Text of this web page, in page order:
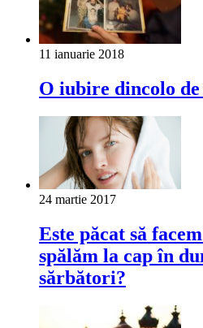
11 ianuarie 2018
O iubire dincolo
24 martie 2017
Este păcat să
spălăm la cap în
sărbători?